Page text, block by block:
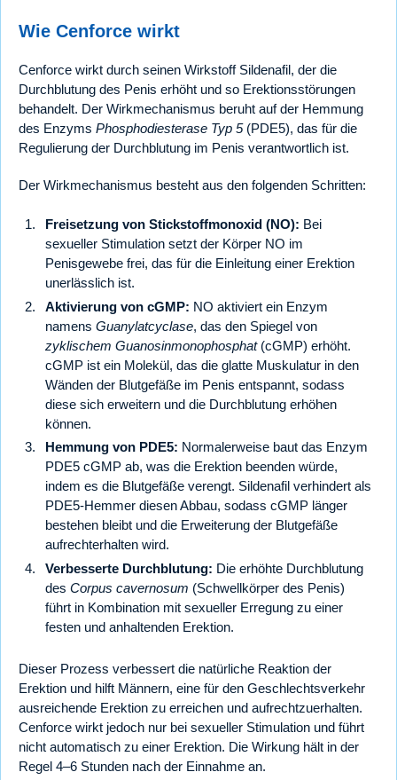
Wie Cenforce wirkt
Cenforce wirkt durch seinen Wirkstoff Sildenafil, der die
Durchblutung des Penis erhöht und so Erektionsstörungen
behandelt. Der Wirkmechanismus beruht auf der Hemmung
des Enzyms Phosphodiesterase Typ 5(PDE5), das für die
Regulierung der Durchblutung im Penis verantwortlich ist.
Der Wirkmechanismus besteht aus den folgenden Schritten:
Freisetzung von Stickstoffmonoxid (NO): Bei
sexueller Stimulation setzt der Körper NO im
Penisgewebe frei, das für die Einleitung einer Erektion
unerlässlich ist.
Aktivierung von cGMP: NO aktiviert ein Enzym
namens Guanylatcyclase, das den Spiegel von
zyklischem Guanosinmonophosphat(cGMP) erhöht.
cGMP ist ein Molekül, das die glatte Muskulatur in den
Wänden der Blutgefäße im Penis entspannt, sodass
diese sich erweitern und die Durchblutung erhöhen
können.
Hemmung von PDE5: Normalerweise baut das Enzym
PDE5 cGMP ab, was die Erektion beenden würde,
indem es die Blutgefäße verengt. Sildenafil verhindert als
PDE5-Hemmer diesen Abbau, sodass cGMP länger
bestehen bleibt und die Erweiterung der Blutgefäße
aufrechterhalten wird.
Verbesserte Durchblutung: Die erhöhte Durchblutung
des Corpus cavernosum (Schwellkörper des Penis)
führt in Kombination mit sexueller Erregung zu einer
festen und anhaltenden Erektion.
Dieser Prozess verbessert die natürliche Reaktion der
Erektion und hilft Männern, eine für den Geschlechtsverkehr
ausreichende Erektion zu erreichen und aufrechtzuerhalten.
Cenforce wirkt jedoch nur bei sexueller Stimulation und führt
nicht automatisch zu einer Erektion. Die Wirkung hält in der
Regel 4–6 Stunden nach der Einnahme an.